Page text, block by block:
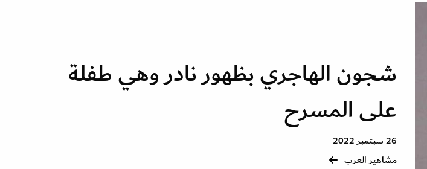
شجون الهاجري بظهور نادر وهي طفلة
على المسرح
26 سبتمبر 2022
مشاهير العرب